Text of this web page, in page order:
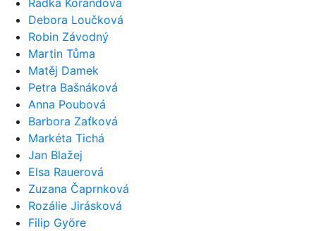
Debora Loučková
Robin Závodný
Martin Tůma
Matěj Damek
Petra Bašnáková
Anna Poubová
Barbora Zaťková
Markéta Tichá
Jan Blažej
Elsa Rauerová
Zuzana Čaprnková
Rozálie Jirásková
Filip Györe